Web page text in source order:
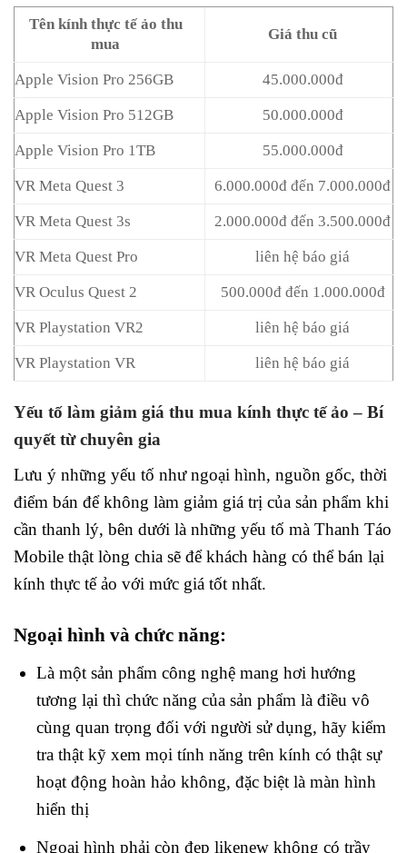
Tên kính thực tế ảo thu
mua
Giá thu cũ
Apple Vision Pro 256GB 45.000.000đ
Apple Vision Pro 512GB 50.000.000đ
Apple Vision Pro 1TB 55.000.000đ
VR Meta Quest 3 6.000.000đ đến 7.000.000đ
VR Meta Quest 3s 2.000.000đ đến 3.500.000đ
VR Meta Quest Pro liên hệ báo giá
VR Oculus Quest 2 500.000đ đến 1.000.000đ
VR Playstation VR2 liên hệ báo giá
VR Playstation VR liên hệ báo giá
Yếu tố làm giảm giá thu mua kính thực tế ảo – Bí
quyết từ chuyên gia
Lưu ý những yếu tố như ngoại hình, nguồn gốc, thời
điểm bán để không làm giảm giá trị của sản phẩm khi
cần thanh lý, bên dưới là những yếu tố mà Thanh Táo
Mobile thật lòng chia sẽ để khách hàng có thể bán lại
kính thực tế ảo với mức giá tốt nhất.
Ngoại hình và chức năng:
Là một sản phẩm công nghệ mang hơi hướng
tương lại thì chức năng của sản phẩm là điều vô
cùng quan trọng đối với người sử dụng, hãy kiểm
tra thật kỹ xem mọi tính năng trên kính có thật sự
hoạt động hoàn hảo không, đặc biệt là màn hình
hiển thị
Ngoại hình phải còn đẹp likenew không có trầy